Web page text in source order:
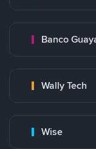
Banco
Wally Tech
Wise